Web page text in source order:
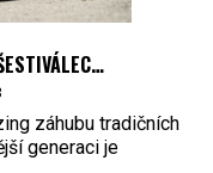
záhubu tradičních
generaci je